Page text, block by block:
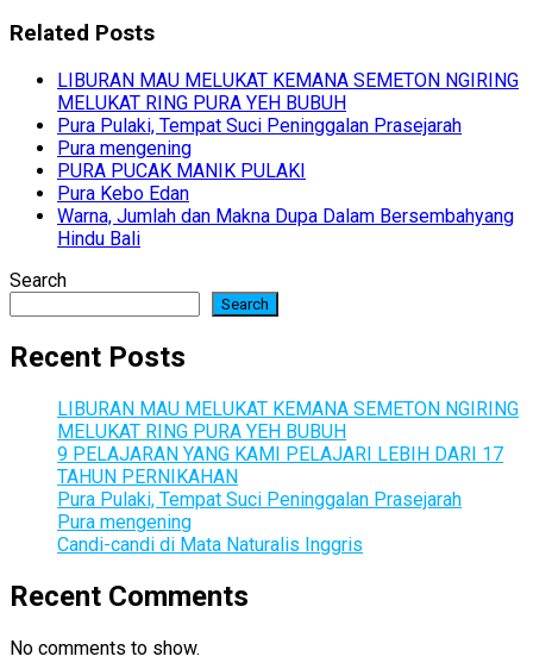
Related Posts
LIBURAN MAU MELUKAT KEMANA SEMETON NGIRING
MELUKAT RING PURA YEH BUBUH
Pura Pulaki, Tempat Suci Peninggalan Prasejarah
Pura mengening
PURA PUCAK MANIK PULAKI
Pura Kebo Edan
Warna, Jumlah dan Makna Dupa Dalam Bersembahyang
Hindu Bali
Search
Search
Recent Posts
LIBURAN MAU MELUKAT KEMANA SEMETON NGIRING
MELUKAT RING PURA YEH BUBUH
9 PELAJARAN YANG KAMI PELAJARI LEBIH DARI 17
TAHUN PERNIKAHAN
Pura Pulaki, Tempat Suci Peninggalan Prasejarah
Pura mengening
Candi-candi di Mata Naturalis Inggris
Recent Comments
No comments to show.